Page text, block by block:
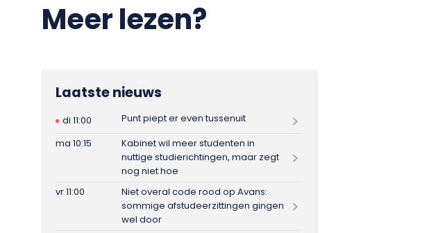
Meer lezen?
Laatste nieuws
di 11:00
Punt piept er even tussenuit
ma 10:15
Kabinet wil meer studenten in
nuttige studierichtingen, maar zegt
nog niet hoe
vr 11:00
Niet overal code rood op Avans:
sommige afstudeerzittingen gingen
wel door